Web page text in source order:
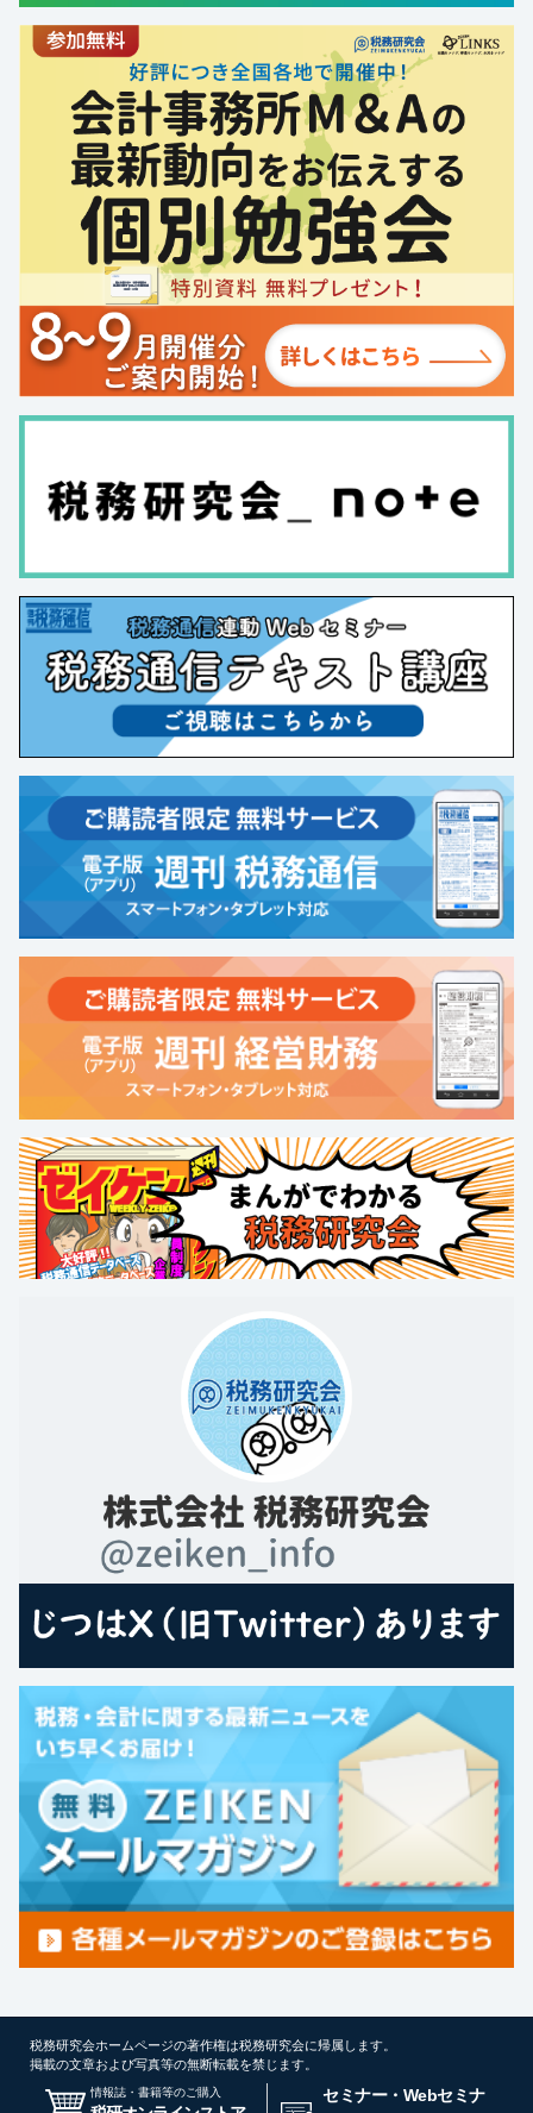
税務研究会ホームページの著作権は税務研究会に帰属します。
掲載の文章および写真等の無断転載を禁じます。
情報誌・書籍等のご購入
セミナー・Webセミナ